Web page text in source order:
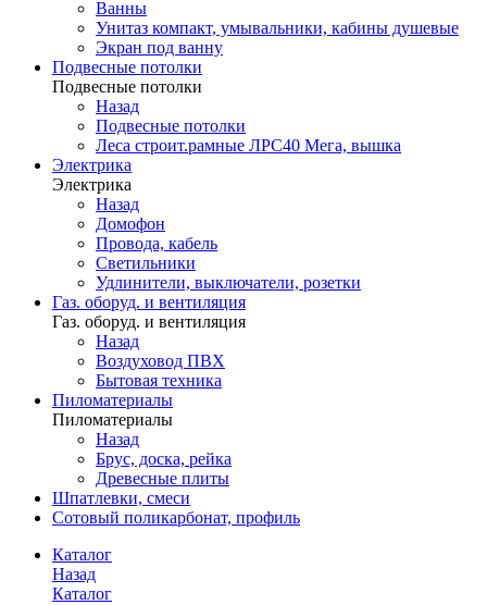
Ванны
Унитаз компакт, умывальники, кабины душевые
Экран под ванну
Подвесные потолки
Подвесные потолки
Назад
Подвесные потолки
Леса строит.рамные ЛРС40 Мега, вышка
Электрика
Электрика
Назад
Домофон
Провода, кабель
Светильники
Удлинители, выключатели, розетки
Газ. оборуд. и вентиляция
Газ. оборуд. и вентиляция
Назад
Воздуховод ПВХ
Бытовая техника
Пиломатериалы
Пиломатериалы
Назад
Брус, доска, рейка
Древесные плиты
Шпатлевки, смеси
Сотовый поликарбонат, профиль
Каталог
Назад
Каталог